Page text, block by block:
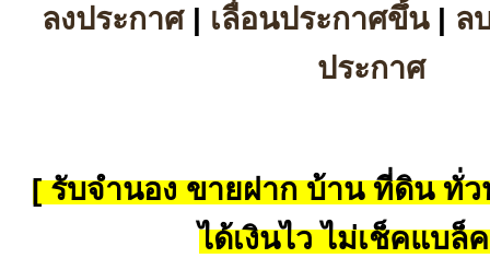
ลงประกาศ| เลื่อนประกาศขึ้น| ล
ประกาศ
[ รับจำนอง ขายฝาก บ้าน ที่ดิน ทั่ว
ได้เงินไว ไม่เช็คแบล็